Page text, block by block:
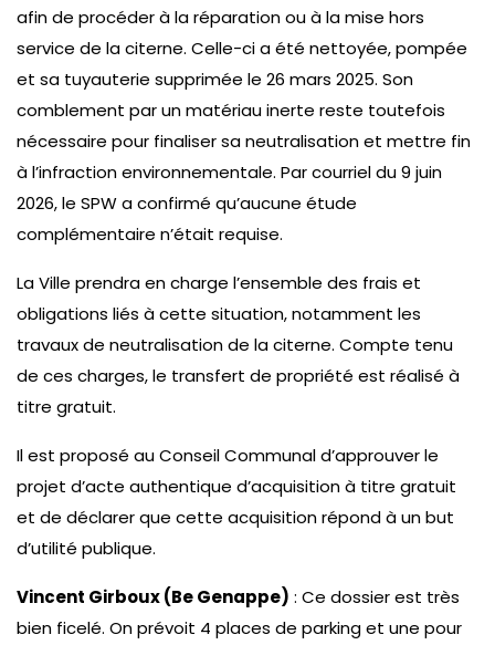
afin de procéder à la réparation ou à la mise hors
service de la citerne. Celle-ci a été nettoyée, pompée
et sa tuyauterie supprimée le 26 mars 2025. Son
comblement par un matériau inerte reste toutefois
nécessaire pour finaliser sa neutralisation et mettre fin
à l’infraction environnementale. Par courriel du 9 juin
2026, le SPW a confirmé qu’aucune étude
complémentaire n’était requise.
La Ville prendra en charge l’ensemble des frais et
obligations liés à cette situation, notamment les
travaux de neutralisation de la citerne. Compte tenu
de ces charges, le transfert de propriété est réalisé à
titre gratuit.
Il est proposé au Conseil Communal d’approuver le
projet d’acte authentique d’acquisition à titre gratuit
et de déclarer que cette acquisition répond à un but
d’utilité publique.
Vincent Girboux (Be Genappe) : Ce dossier est très
bien ficelé. On prévoit 4 places de parking et une pour